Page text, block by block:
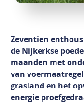
Zeventien
de Nijkerkse
maanden met
van
grasland en het
energie